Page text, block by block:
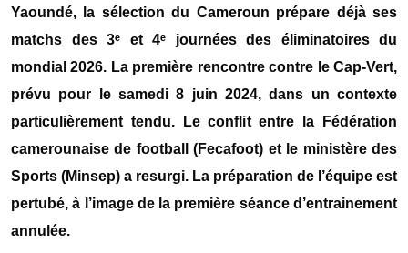
Yaoundé, la sélection du Cameroun prépare déjà ses
matchs des 3ᵉ et 4ᵉ journées des éliminatoires du
mondial 2026. La première rencontre contre le Cap-Vert,
prévu pour le samedi 8 juin 2024, dans un contexte
particulièrement tendu. Le conflit entre la Fédération
camerounaise de football (Fecafoot) et le ministère des
Sports (Minsep) a resurgi. La préparation de l’équipe est
pertubé, à l’image de la première séance d’entrainement
annulée.